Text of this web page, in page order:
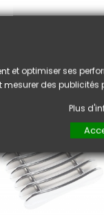
et optimiser ses
des publicités
Plus